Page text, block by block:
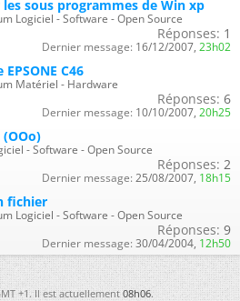
sous programmes de Win xp
Logiciel - Software - Open Source
Réponses: 1
Dernier message: 16/12/2007, 23h02
C46
Matériel - Hardware
Réponses: 6
Dernier message: 10/10/2007, 20h25
(OOo)
- Software - Open Source
Réponses: 2
Dernier message: 25/08/2007, 18h15
fichier
Logiciel - Software - Open Source
Réponses: 9
Dernier message: 30/04/2004, 12h50
+1. Il est actuellement08h06.